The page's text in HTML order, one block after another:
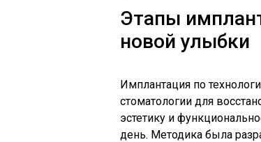
Этапы
новой улыбки
Имплантация по
стоматологии для
эстетику и
день. Методика была